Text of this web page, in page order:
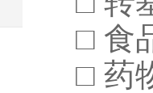
□ 食
□ 药